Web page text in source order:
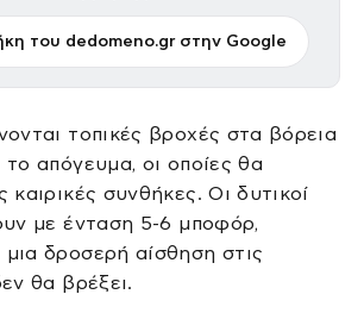
του dedomeno.gr στην Google
τοπικές βροχές στα βόρεια
απόγευμα, οι οποίες θα
καιρικές συνθήκες. Οι δυτικοί
με ένταση 5-6 μποφόρ,
δροσερή αίσθηση στις
θα βρέξει.